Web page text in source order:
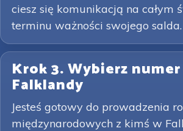
ciesz się komunikacją na całym
terminu ważności swojego salda.
Krok 3. Wybierz
Falklandy
Jesteś gotowy do prowadzenia
międzynarodowych z kimś w